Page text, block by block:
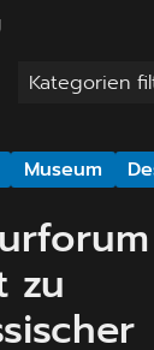
Kategorien
Museum
zu